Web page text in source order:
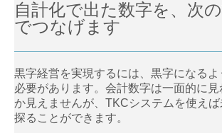
お問合せ
自計化で出た数字を、次
でつなげます
黒字経営を実現するには、黒字になるよ
必要があります。会計数字は一面的に
か見えませんが、TKCシステムを使え
探ることができます。